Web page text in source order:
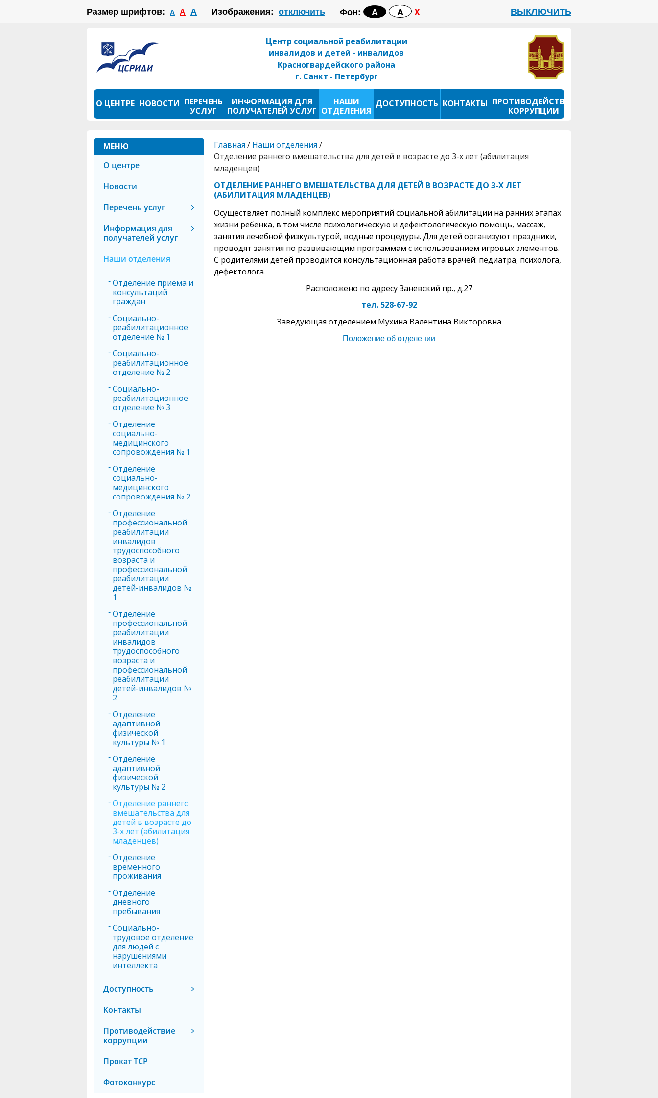
Размер шрифтов: А А А Изображения: отключить Фон: A A X ВЫКЛЮЧИТЬ
Центр социальной реабилитации
инвалидов и детей - инвалидов
Красногвардейского района
г. Санкт - Петербург
О ЦЕНТРЕ НОВОСТИ ПЕРЕЧЕНЬ
УСЛУГ
ИНФОРМАЦИЯ ДЛЯ
ПОЛУЧАТЕЛЕЙ УСЛУГ
НАШИ
ОТДЕЛЕНИЯ
ДОСТУПНОСТЬ КОНТАКТЫ ПРОТИВОДЕЙСТВИЕ
КОРРУПЦИИ
ПРОКАТ ТСР ФОТОКОНКУРС
МЕНЮ
О центре
Новости
Перечень услуг
Информация для
получателей услуг
Наши отделения
Отделение приема и
консультаций
граждан
Социально-
реабилитационное
отделение № 1
Социально-
реабилитационное
отделение № 2
Социально-
реабилитационное
отделение № 3
Отделение
социально-
медицинского
сопровождения № 1
Отделение
социально-
медицинского
сопровождения № 2
Отделение
профессиональной
реабилитации
инвалидов
трудоспособного
возраста и
профессиональной
реабилитации
детей-инвалидов №
1
Отделение
профессиональной
реабилитации
инвалидов
трудоспособного
возраста и
профессиональной
реабилитации
детей-инвалидов №
2
Отделение
адаптивной
физической
культуры № 1
Отделение
адаптивной
физической
культуры № 2
Отделение раннего
вмешательства для
детей в возрасте до
3-х лет (абилитация
младенцев)
Отделение
временного
проживания
Отделение
дневного
пребывания
Социально-
трудовое отделение
для людей с
нарушениями
интеллекта
Доступность
Контакты
Противодействие
коррупции
Прокат ТСР
Фотоконкурс
Главная / Наши отделения /
Отделение раннего вмешательства для детей в возрасте до 3-х лет (абилитация
младенцев)
ОТДЕЛЕНИЕ РАННЕГО ВМЕШАТЕЛЬСТВА ДЛЯ ДЕТЕЙ В ВОЗРАСТЕ ДО 3-Х ЛЕТ
(АБИЛИТАЦИЯ МЛАДЕНЦЕВ)
Осуществляет полный комплекс мероприятий социальной абилитации на ранних этапах
жизни ребенка, в том числе психологическую и дефектологическую помощь, массаж,
занятия лечебной физкультурой, водные процедуры. Для детей организуют праздники,
проводят занятия по развивающим программам с использованием игровых элементов.
С родителями детей проводится консультационная работа врачей: педиатра, психолога,
дефектолога.
Расположено по адресу Заневский пр., д.27
тел. 528-67-92
Заведующая отделением Мухина Валентина Викторовна
Положение об отделении